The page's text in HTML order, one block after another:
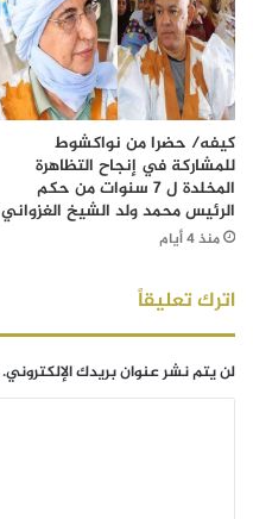
كيفه/ حضرا من نواكشوط
للمشاركة في إنجاح التظاهرة
المخلدة ل 7 سنوات من حكم
الرئيس محمد ولد الشيخ الغزواني
منذ 4 أيام
اترك تعليقاً
لن يتم نشر عنوان بريدك الإلكتروني.